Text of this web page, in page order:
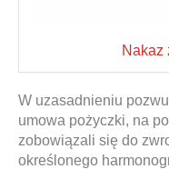
Nakaz
W uzasadnieniu
umowa pożyczki, na
zobowiązali się do
określonego